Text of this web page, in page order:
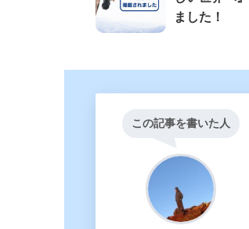
ました！
この記事を書いた人